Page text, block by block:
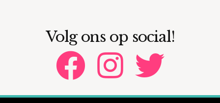
Volg ons op social!